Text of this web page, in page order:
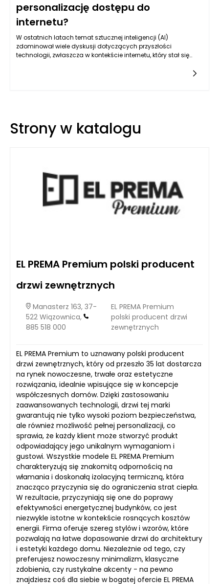
personalizację dostępu do
internetu?
W ostatnich latach temat sztucznej inteligencji (AI)
zdominował wiele dyskusji dotyczących przyszłości
technologii, zwłaszcza w kontekście internetu, który stał się
informacji. W miarę jak algorytmy AI stają się coraz bardziej
rewolucjonizować sposób, w jaki konsumujemy treści w
internecie.
Strony w katalogu
EL PREMA Premium polski producent
drzwi zewnętrznych
Manasterz 163, 37-
522 Wiązownica,
885 518 000
EL PREMA Premium
polski producent drzwi
zewnętrznych
EL PREMA Premium to uznawany polski producent
drzwi zewnętrznych, który od przeszło 35 lat dostarcza
na rynek nowoczesne, trwałe oraz estetyczne
rozwiązania, idealnie wpisujące się w koncepcje
współczesnych domów. Dzięki zastosowaniu
zaawansowanych technologii, drzwi tej marki
gwarantują nie tylko wysoki poziom bezpieczeństwa,
ale również możliwość pełnej personalizacji, co
sprawia, że każdy klient może stworzyć produkt
odpowiadający jego unikalnym wymaganiom i
gustowi. Wszystkie modele EL PREMA Premium
charakteryzują się znakomitą odpornością na
włamania i doskonałą izolacyjną termiczną, która
znacząco przyczynia się do ograniczenia strat ciepła.
W rezultacie, przyczyniają się one do poprawy
efektywności energetycznej budynków, co jest
niezwykle istotne w kontekście rosnących kosztów
energii. Firma oferuje szereg stylów i wzorów, które
pozwalają na łatwe dopasowanie drzwi do architektury
i estetyki każdego domu. Niezależnie od tego, czy
preferujesz nowoczesny minimalizm, klasyczne
zdobienia, czy rustykalne akcenty - na pewno
znajdziesz coś dla siebie w bogatej ofercie EL PREMA